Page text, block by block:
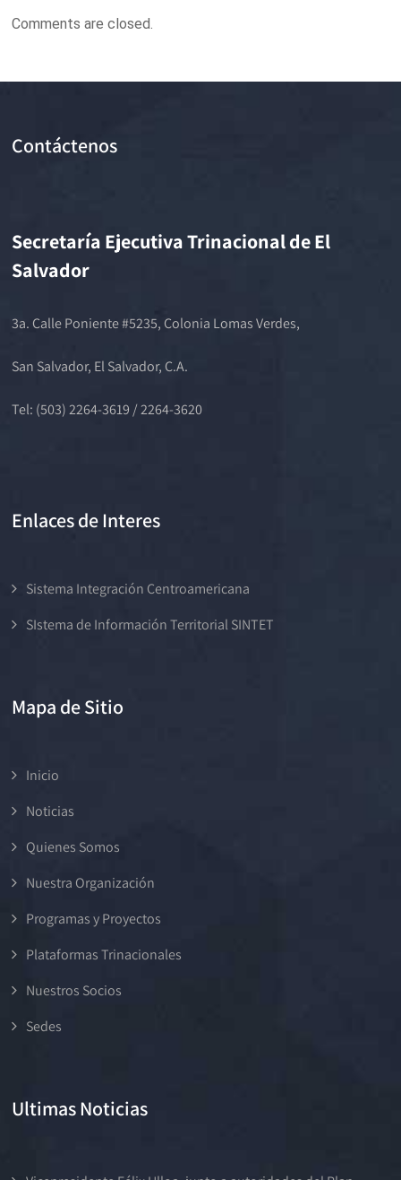
Comments are closed.
Contáctenos
Secretaría Ejecutiva Trinacional de El
Salvador
3a. Calle Poniente #5235, Colonia Lomas Verdes,
San Salvador, El Salvador, C.A.
Tel: (503) 2264-3619 / 2264-3620
Enlaces de Interes
Sistema Integración Centroamericana
SIstema de Información Territorial SINTET
Mapa de Sitio
Inicio
Noticias
Quienes Somos
Nuestra Organización
Programas y Proyectos
Plataformas Trinacionales
Nuestros Socios
Sedes
Ultimas Noticias